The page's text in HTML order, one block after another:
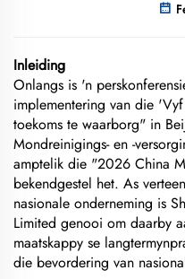
Inleiding
Onlangs is 'n
implementering van die
toekoms te waarborg" in
Mondreinigings- en -
amptelik die "2026 China
bekendgestel het. As
nasionale onderneming is
Limited genooi om daarby
maatskappy se
die bevordering van